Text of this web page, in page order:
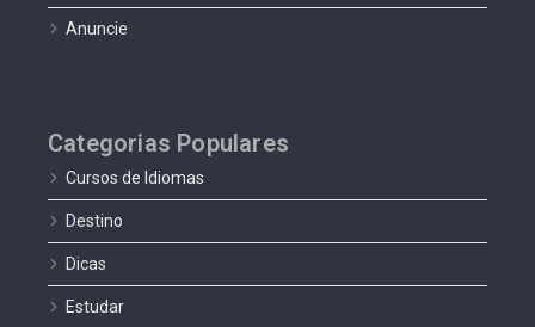
Anuncie
Categorias Populares
Cursos de Idiomas
Destino
Dicas
Estudar